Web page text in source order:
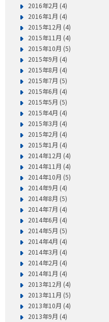
2016年2月 (4)
2016年1月 (4)
2015年12月 (4)
2015年11月 (4)
2015年10月 (5)
2015年9月 (4)
2015年8月 (4)
2015年7月 (5)
2015年6月 (4)
2015年5月 (5)
2015年4月 (4)
2015年3月 (4)
2015年2月 (4)
2015年1月 (4)
2014年12月 (4)
2014年11月 (4)
2014年10月 (5)
2014年9月 (4)
2014年8月 (5)
2014年7月 (4)
2014年6月 (4)
2014年5月 (5)
2014年4月 (4)
2014年3月 (4)
2014年2月 (4)
2014年1月 (4)
2013年12月 (4)
2013年11月 (5)
2013年10月 (4)
2013年9月 (4)